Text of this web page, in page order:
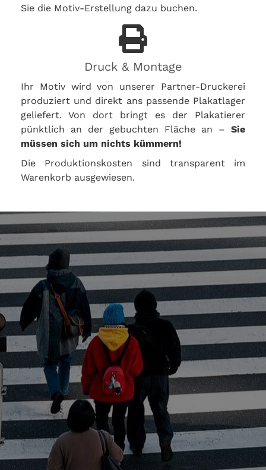
Sie die Motiv-Erstellung dazu buchen.
Druck & Montage
Ihr Motiv wird von unserer Partner-Druckerei
produziert und direkt ans passende Plakatlager
geliefert. Von dort bringt es der Plakatierer
pünktlich an der gebuchten Fläche an – Sie
müssen sich um nichts kümmern!
Die Produktionskosten sind transparent im
Warenkorb ausgewiesen.